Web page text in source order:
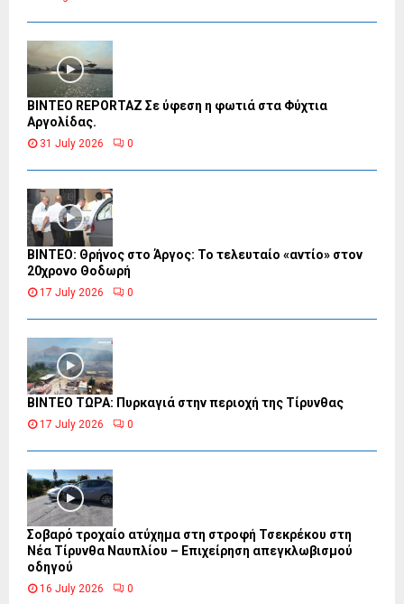
BINTEO REPORTAZ Σε ύφεση η φωτιά στα Φύχτια
Αργολίδας.
31 July 2026 0
ΒΙΝΤΕΟ: Θρήνος στο Άργος: Το τελευταίο «αντίο» στον
20χρονο Θοδωρή
17 July 2026 0
ΒΙΝΤΕΟ ΤΩΡΑ: Πυρκαγιά στην περιοχή της Τίρυνθας
17 July 2026 0
Σοβαρό τροχαίο ατύχημα στη στροφή Τσεκρέκου στη
Νέα Τίρυνθα Ναυπλίου – Επιχείρηση απεγκλωβισμού
οδηγού
16 July 2026 0